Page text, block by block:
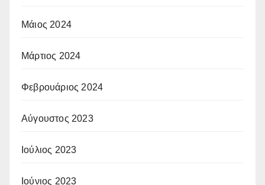
Μάιος 2024
Μάρτιος 2024
Φεβρουάριος 2024
Αύγουστος 2023
Ιούλιος 2023
Ιούνιος 2023